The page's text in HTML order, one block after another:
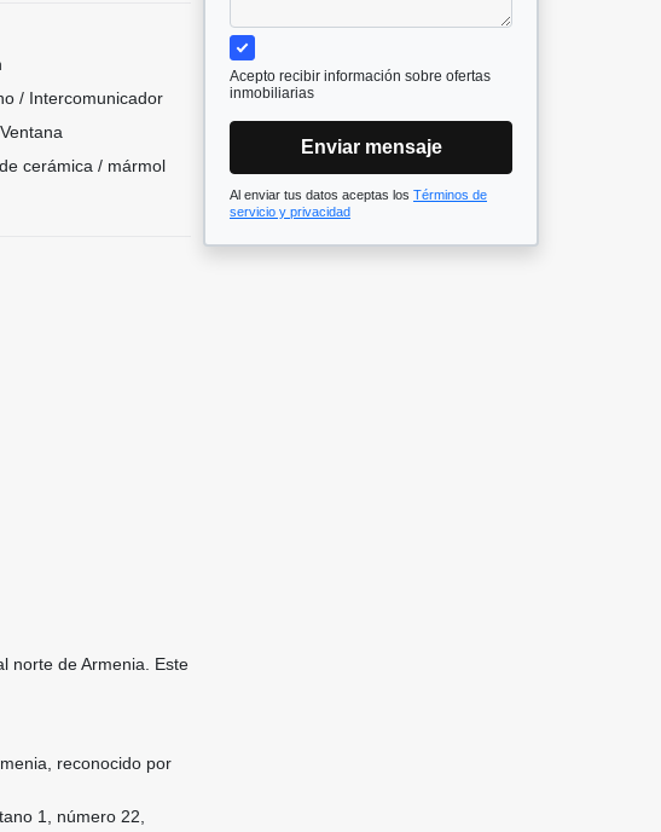
/ Intercomunicador
cerámica / mármol
norte de Armenia. Este
reconocido por
1, número 22,
Acepto recibir información sobre ofertas
inmobiliarias
Enviar mensaje
Al enviar tus datos aceptas los Términos de
servicio y privacidad